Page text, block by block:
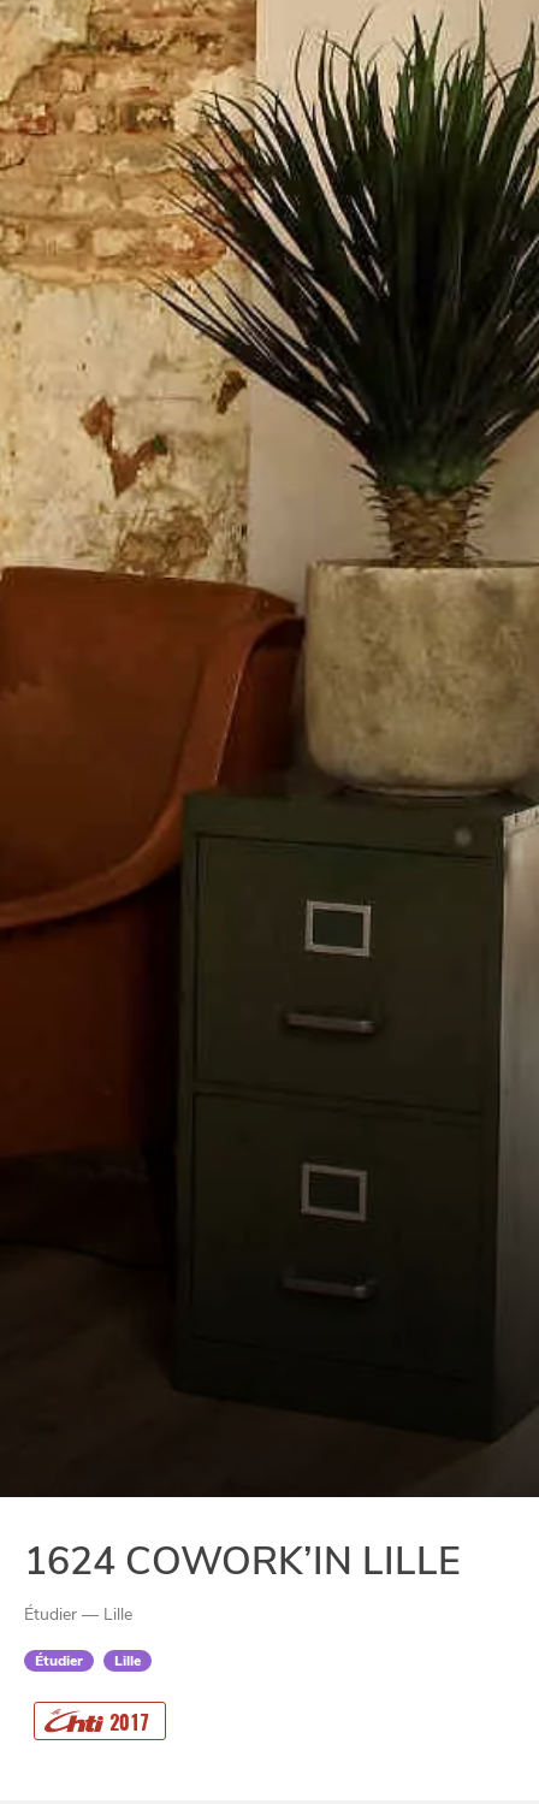
1624 COWORK’IN LILLE
Étudier — Lille
Étudier Lille
2017
NORD
Paramètres de
confidentialité
Afin de faciliter votre navigation et de vous
apporter le meilleur service possible, nous utilisons
des cookies pour améliorer le site aux besoins des
visiteurs, notamment selon la fréquentation.
Nos politique de confidentialité